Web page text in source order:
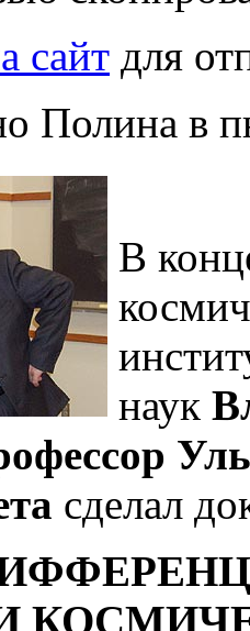
сайт для
Полина в
В
наук
сделал